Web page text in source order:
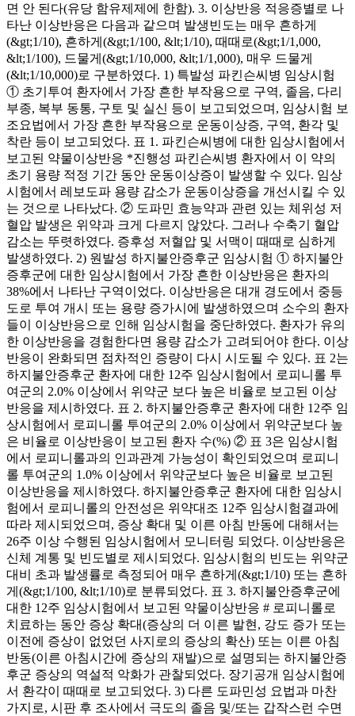
면 안 된다(유당 함유제제에 한함). 3. 이상반응 적응증별로 나
타난 이상반응은 다음과 같으며 발생빈도는 매우 흔하게
(&gt;1/10), 흔하게(&gt;1/100, &lt;1/10), 때때로(&gt;1/1,000,
&lt;1/100), 드물게(&gt;1/10,000, &lt;1/1,000), 매우 드물게
(&lt;1/10,000)로 구분하였다. 1) 특발성 파킨슨씨병 임상시험
① 초기투여 환자에서 가장 흔한 부작용으로 구역, 졸음, 다리
부종, 복부 동통, 구토 및 실신 등이 보고되었으며, 임상시험 보
조요법에서 가장 흔한 부작용으로 운동이상증, 구역, 환각 및
착란 등이 보고되었다. 표 1. 파킨슨씨병에 대한 임상시험에서
보고된 약물이상반응 *진행성 파킨슨씨병 환자에서 이 약의
초기 용량 적정 기간 동안 운동이상증이 발생할 수 있다. 임상
시험에서 레보도파 용량 감소가 운동이상증을 개선시킬 수 있
는 것으로 나타났다. ② 도파민 효능약과 관련 있는 체위성 저
혈압 발생은 위약과 크게 다르지 않았다. 그러나 수축기 혈압
감소는 뚜렷하였다. 증후성 저혈압 및 서맥이 때때로 심하게
발생하였다. 2) 원발성 하지불안증후군 임상시험 ① 하지불안
증후군에 대한 임상시험에서 가장 흔한 이상반응은 환자의
38%에서 나타난 구역이었다. 이상반응은 대개 경도에서 중등
도로 투여 개시 또는 용량 증가시에 발생하였으며 소수의 환자
들이 이상반응으로 인해 임상시험을 중단하였다. 환자가 유의
한 이상반응을 경험한다면 용량 감소가 고려되어야 한다. 이상
반응이 완화되면 점차적인 증량이 다시 시도될 수 있다. 표 2는
하지불안증후군 환자에 대한 12주 임상시험에서 로피니롤 투
여군의 2.0% 이상에서 위약군 보다 높은 비율로 보고된 이상
반응을 제시하였다. 표 2. 하지불안증후군 환자에 대한 12주 임
상시험에서 로피니롤 투여군의 2.0% 이상에서 위약군보다 높
은 비율로 이상반응이 보고된 환자 수(%) ② 표 3은 임상시험
에서 로피니롤과의 인과관계 가능성이 확인되었으며 로피니
롤 투여군의 1.0% 이상에서 위약군보다 높은 비율로 보고된
이상반응을 제시하였다. 하지불안증후군 환자에 대한 임상시
험에서 로피니롤의 안전성은 위약대조 12주 임상시험결과에
따라 제시되었으며, 증상 확대 및 이른 아침 반동에 대해서는
26주 이상 수행된 임상시험에서 모니터링 되었다. 이상반응은
신체 계통 및 빈도별로 제시되었다. 임상시험의 빈도는 위약군
대비 초과 발생률로 측정되어 매우 흔하게(&gt;1/10) 또는 흔하
게(&gt;1/100, &lt;1/10)로 분류되었다. 표 3. 하지불안증후군에
대한 12주 임상시험에서 보고된 약물이상반응 # 로피니롤로
치료하는 동안 증상 확대(증상의 더 이른 발현, 강도 증가 또는
이전에 증상이 없었던 사지로의 증상의 확산) 또는 이른 아침
반동(이른 아침시간에 증상의 재발)으로 설명되는 하지불안증
후군 증상의 역설적 악화가 관찰되었다. 장기공개 임상시험에
서 환각이 때때로 보고되었다. 3) 다른 도파민성 요법과 마찬
가지로, 시판 후 조사에서 극도의 졸음 및/또는 갑작스런 수면